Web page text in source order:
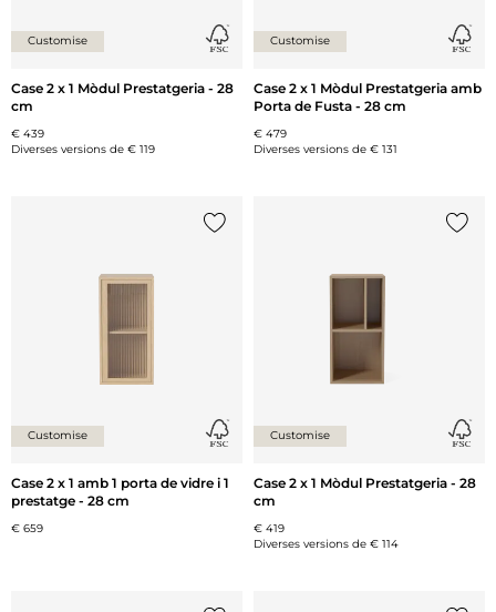
Customise
Case 2 x 1 Mòdul Prestatgeria - 28
cm
€ 439
Diverses versions de € 119
Customise
Case 2 x 1 Mòdul Prestatgeria amb
Porta de Fusta - 28 cm
€ 479
Diverses versions de € 131
Customise
Case 2 x 1 amb 1 porta de vidre i 1
prestatge - 28 cm
€ 659
Customise
Case 2 x 1 Mòdul Prestatgeria - 28
cm
€ 419
Diverses versions de € 114